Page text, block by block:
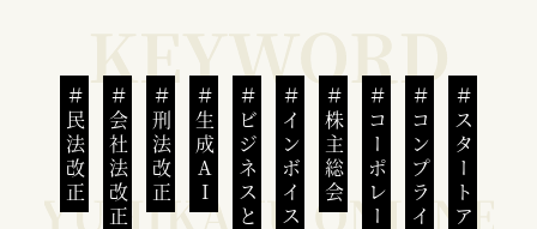
民法改正 会社法改正 刑法改正 生成AI ビジネスと人権インボイス制度 株主総会 スタートアップ